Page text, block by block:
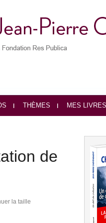
THÈMES MES LIVRES
de
la taille